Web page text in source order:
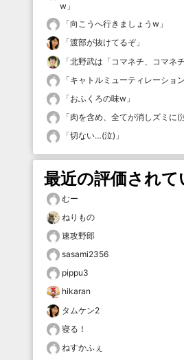
w 」
「向こうへ行きましょうw 」
「渡部が抜けてるぞ」
「北野武は「コマネチ、コマネチ
「キャトルミューティレーショ
「おふくろの味w 」
「肉を含め、全てが消しズミに(
「切ない…(泣) 」
最近の評価されて
むー
ねりもの
速攻野郎
sasami2356
pippu3
hikaran
タムケン2
寝る！
ねすかふぇ